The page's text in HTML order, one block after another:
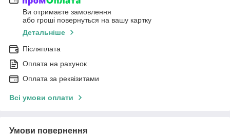
Ви отримаєте замовлення
або гроші повернуться на вашу картку
Детальніше
Післяплата
Оплата на рахунок
Оплата за реквізитами
Всі умови оплати
Умови повернення